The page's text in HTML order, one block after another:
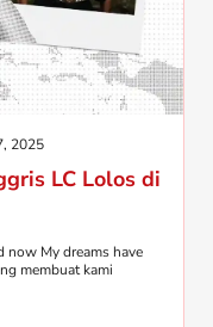
2025
LC Lolos di
now My dreams have
membuat kami